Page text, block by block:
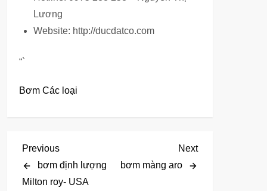
Lương
Website: http://ducdatco.com
“`
Bơm Các loại
Đ
i
Previous
Post
Previous
bơm định lượng
Milton roy- USA
Next
Next
bơm màng aro